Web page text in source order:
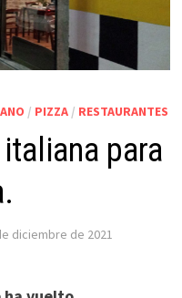
/ PIZZA/ RESTAURANTES
para
diciembre de 2021